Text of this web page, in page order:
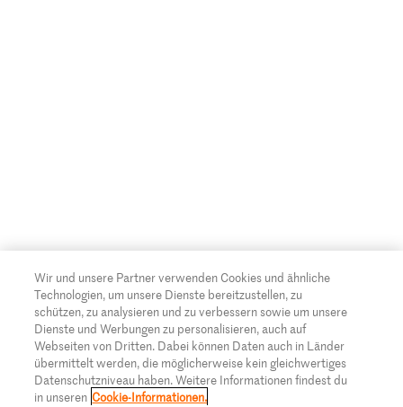
Wir und unsere Partner verwenden Cookies und ähnliche
Technologien, um unsere Dienste bereitzustellen, zu
schützen, zu analysieren und zu verbessern sowie um unsere
Dienste und Werbungen zu personalisieren, auch auf
Webseiten von Dritten. Dabei können Daten auch in Länder
übermittelt werden, die möglicherweise kein gleichwertiges
Datenschutzniveau haben. Weitere Informationen findest du
in unseren Cookie-Informationen.